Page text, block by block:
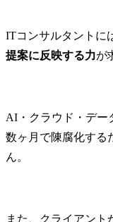
ITコンサルタントに
提案に反映する力が
AI・クラウド・デー
数ヶ月で陳腐化する
ん。
また、クライアント